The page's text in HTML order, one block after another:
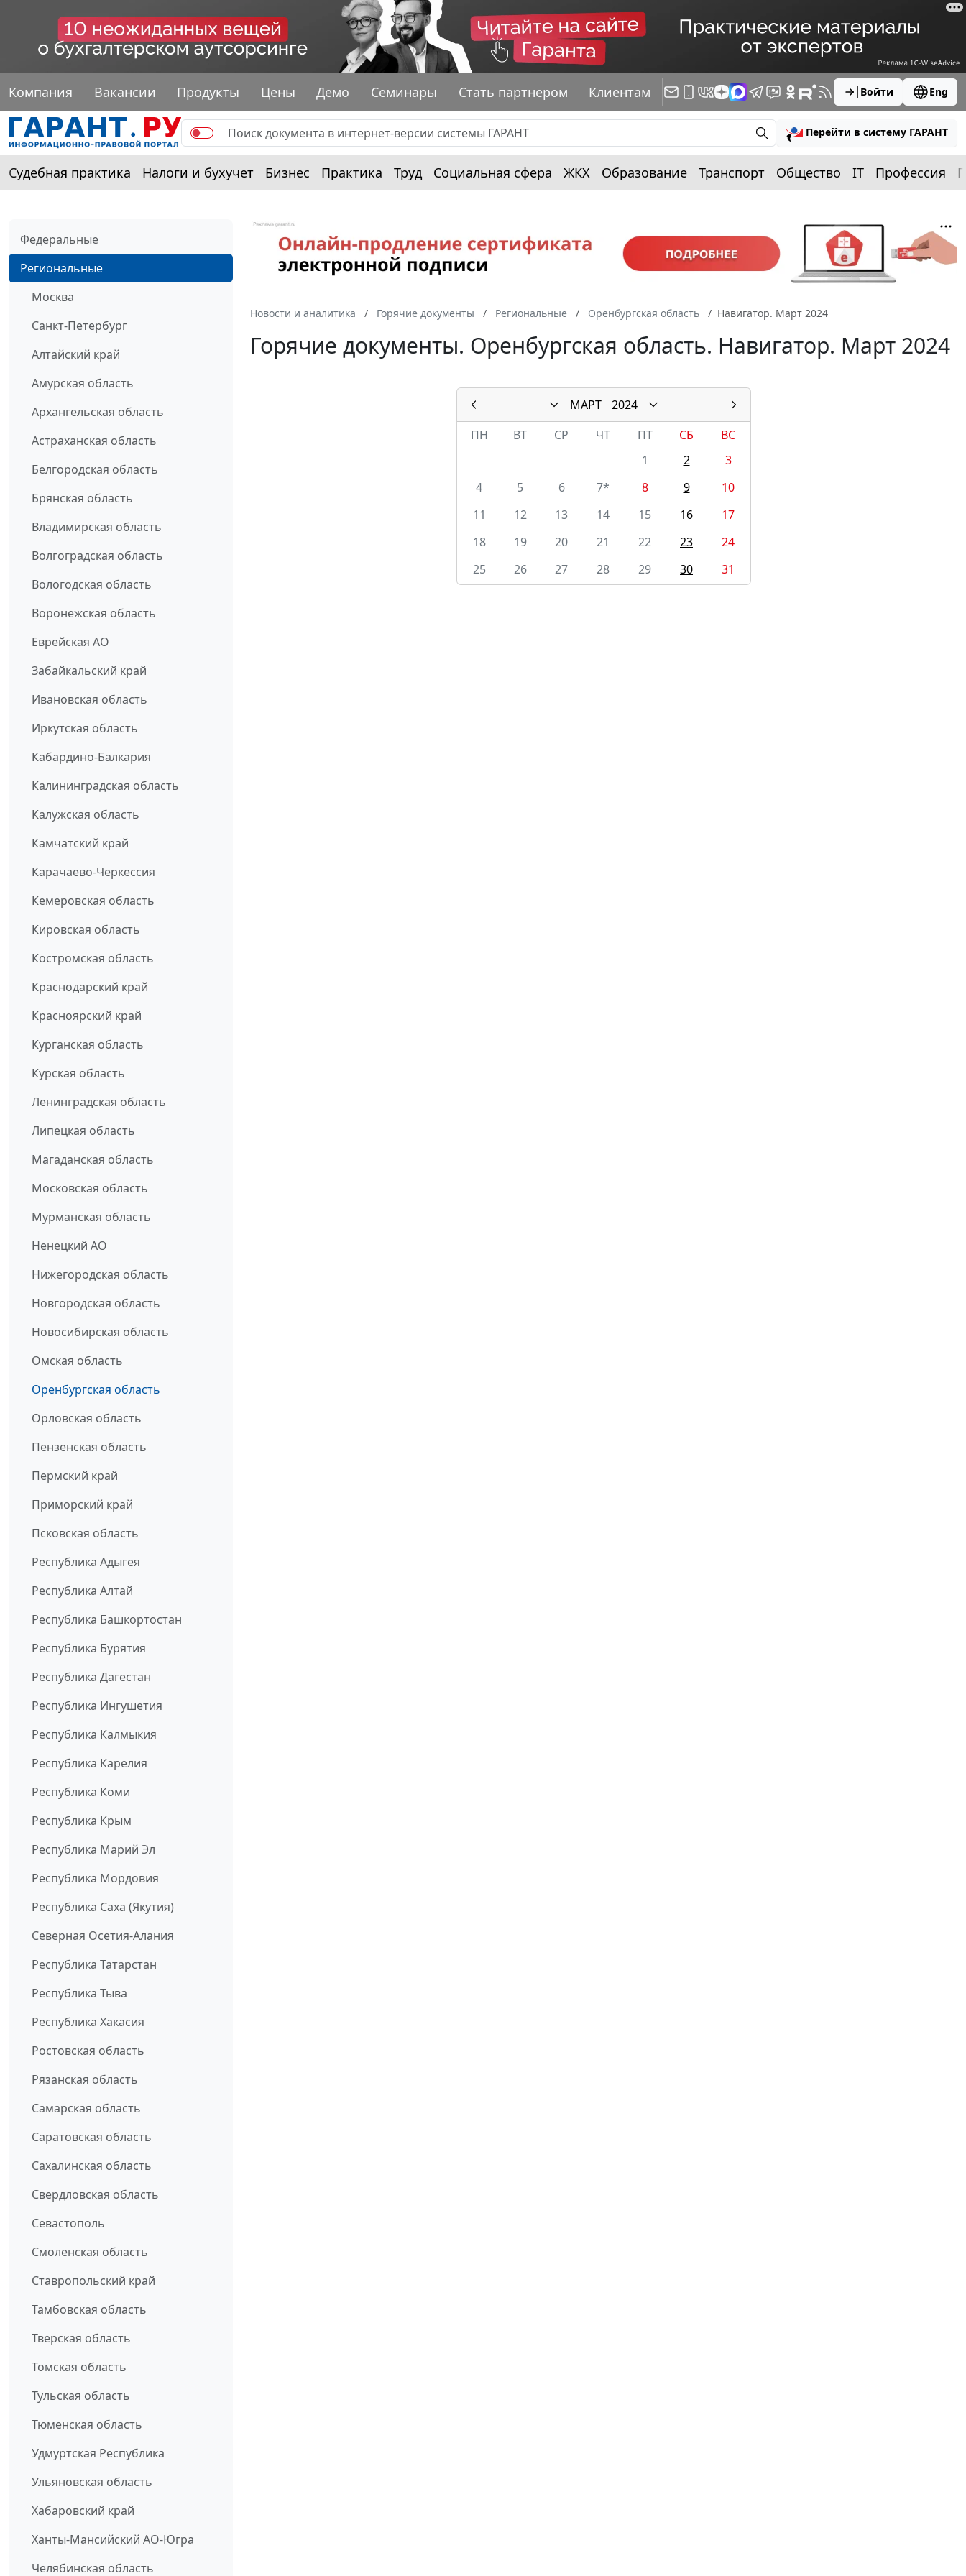
Компания Вакансии Продукты Цены Демо Семинары Стать партнером Клиентам Войти Eng
Перейти в систему ГАРАНТ
Судебная практика Налоги и бухучет Бизнес Практика Труд Социальная сфера ЖКХ Образование Транспорт Общество IT Профессия
Федеральные
Региональные
Москва
Санкт-Петербург
Алтайский край
Амурская область
Архангельская область
Астраханская область
Белгородская область
Брянская область
Владимирская область
Волгоградская область
Вологодская область
Воронежская область
Еврейская АО
Забайкальский край
Ивановская область
Иркутская область
Кабардино-Балкария
Калининградская область
Калужская область
Камчатский край
Карачаево-Черкессия
Кемеровская область
Кировская область
Костромская область
Краснодарский край
Красноярский край
Курганская область
Курская область
Ленинградская область
Липецкая область
Магаданская область
Московская область
Мурманская область
Ненецкий АО
Нижегородская область
Новгородская область
Новосибирская область
Омская область
Оренбургская область
Орловская область
Пензенская область
Пермский край
Приморский край
Псковская область
Республика Адыгея
Республика Алтай
Республика Башкортостан
Республика Бурятия
Республика Дагестан
Республика Ингушетия
Республика Калмыкия
Республика Карелия
Республика Коми
Республика Крым
Республика Марий Эл
Республика Мордовия
Республика Саха (Якутия)
Северная Осетия-Алания
Республика Татарстан
Республика Тыва
Республика Хакасия
Ростовская область
Рязанская область
Самарская область
Саратовская область
Сахалинская область
Свердловская область
Севастополь
Смоленская область
Ставропольский край
Тамбовская область
Тверская область
Томская область
Тульская область
Тюменская область
Удмуртская Республика
Ульяновская область
Хабаровский край
Ханты-Мансийский АО-Югра
Челябинская область
Новости и аналитика Горячие документы Региональные Оренбургская область Навигатор. Март 2024
Горячие документы. Оренбургская область. Навигатор. Март 2024
МАРТ
2024
ПН
ВТ СР ЧТ ПТ СБ
ВС
1
2
3
4
5 6 7* 8 9
10
11
12 13 14 15 16
17
18
19 20 21 22 23
24
25
26 27 28 29 30 31